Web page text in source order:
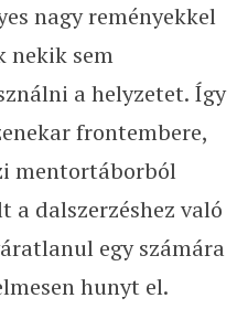
nagy reményekkel
nekik sem
a helyzetet. Így
frontembere,
mentortáborból
a dalszerzéshez való
egy számára
hunyt el.